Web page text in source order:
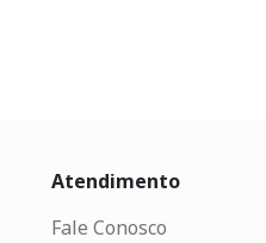
Atendimento
Fale Conosco